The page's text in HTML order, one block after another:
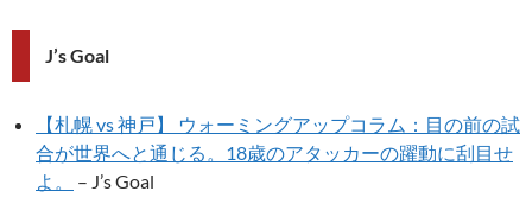
J’s Goal
【札幌 vs 神戸】 ウォーミングアップコラム：目の前の試
合が世界へと通じる。18歳のアタッカーの躍動に刮目せ
よ。
– J’s Goal